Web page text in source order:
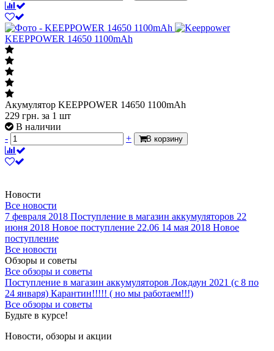
KEEPPOWER 14650 1100mAh
Акумулятор KEEPPOWER 14650 1100mAh
229 грн. за 1 шт
В наличии
-
+ В корзину
Новости
Все новости
7 февраля 2018 Поступление в магазин аккумуляторов 22
июня 2018 Новое поступление 22.06 14 мая 2018 Новое
поступление
Все новости
Обзоры и советы
Все обзоры и советы
Поступление в магазин аккумуляторов Локдаун 2021 (с 8 по
24 января) Карантин!!!!! ( но мы работаем!!!)
Все обзоры и советы
Будьте в курсе!
Новости, обзоры и акции